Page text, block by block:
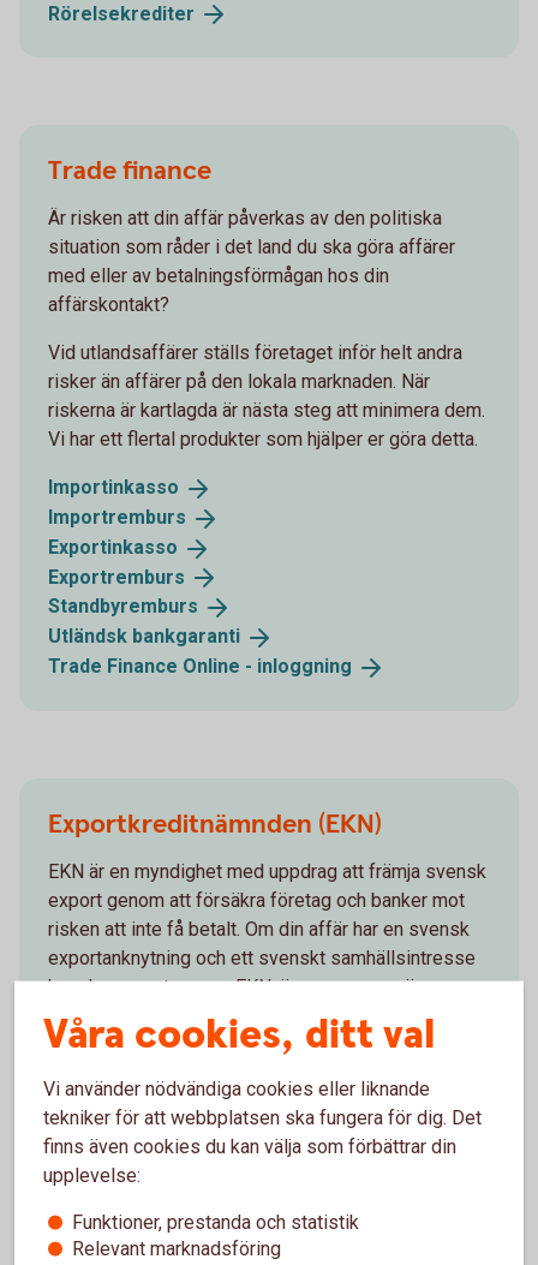
Rörelsekrediter
Trade finance
Är risken att din affär påverkas av den politiska
situation som råder i det land du ska göra affärer
med eller av betalningsförmågan hos din
affärskontakt?
Vid utlandsaffärer ställs företaget inför helt andra
risker än affärer på den lokala marknaden. När
riskerna är kartlagda är nästa steg att minimera dem.
Vi har ett flertal produkter som hjälper er göra detta.
Importinkasso
Importremburs
Exportinkasso
Exportremburs
Standbyremburs
Utländsk bankgaranti
Trade Finance Online - inloggning
Exportkreditnämnden (EKN)
EKN är en myndighet med uppdrag att främja svensk
export genom att försäkra företag och banker mot
risken att inte få betalt. Om din affär har en svensk
exportanknytning och ett svenskt samhällsintresse
kan den garanteras av EKN, även om varan är
tillverkad i ett annat land.
Valutahantering
Våra cookies, ditt val
Vi använder nödvändiga cookies eller liknande
tekniker för att webbplatsen ska fungera för dig. Det
finns även cookies du kan välja som förbättrar din
upplevelse:
Funktioner, prestanda och statistik
Relevant marknadsföring